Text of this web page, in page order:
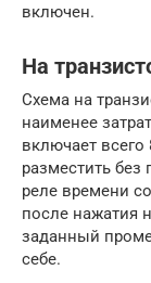
включен.
На
Схема на
наименее
включает
разместить без
реле времени
после нажатия
заданный
себе.